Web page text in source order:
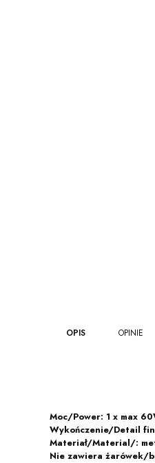
OPIS OPINIE
Moc/Power: 1 x max
Wykończenie/Detail
Materiał/Material/:
Nie zawiera żarówek/